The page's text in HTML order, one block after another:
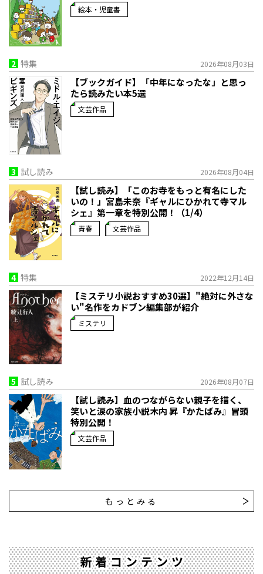
絵本・児童書
2 特集 2026年08月03日
【ブックガイド】「中年になったな」と思っ
たら読みたい本5選
文芸作品
3 試し読み 2026年08月04日
【試し読み】「このお寺をもっと有名にした
いの！」宮島未奈『ギャルにひかれて寺マル
シェ』第一章を特別公開！（1/4）
青春 文芸作品
4 特集 2022年12月14日
【ミステリ小説おすすめ30選】"絶対に外さな
い"名作をカドブン編集部が紹介
ミステリ
5 試し読み 2026年08月07日
【試し読み】血のつながらない親子を描く、
笑いと涙の家族小説――木内 昇『かたばみ』冒頭
特別公開！
文芸作品
もっとみる
新着コンテンツ